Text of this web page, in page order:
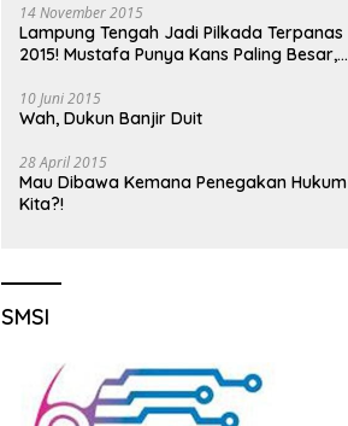
14 November 2015
Lampung Tengah Jadi Pilkada Terpanas
2015! Mustafa Punya Kans Paling Besar,
10 Juni 2015
Wah, Dukun Banjir Duit
28 April 2015
Mau Dibawa Kemana Penegakan Hukum
Kita?!
SMSI